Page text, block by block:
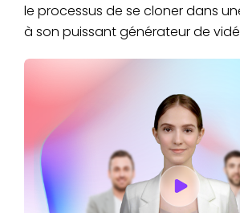
le processus de se cloner dans
à son puissant générateur de